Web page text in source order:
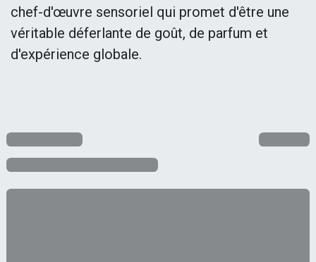
chef-d'œuvre sensoriel qui promet d'être une
véritable déferlante de goût, de parfum et
d'expérience globale.